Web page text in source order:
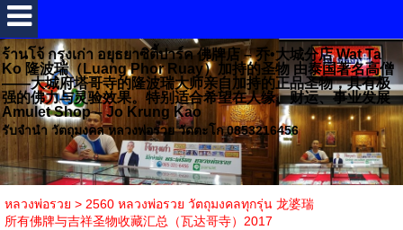
ร้านโจ้ กรุงเก่า อยุธยาซิตี้ปาร์ค 佛牌店 – 乔•大城分店 Wat Ta
Ko 隆波瑞（Luang Phor Ruay）加持的圣物 由泰国著名高僧
——大城府塔哥寺的隆波瑞大师亲自加持的正品圣物，具有极
强的佛力与灵验效果。特别适合希望在人缘、财运、事业发展
Amulet Shop – Jo Krung Kao
รับจำนำ วัตถุมงคล หลวงพ่อรวย วัดตะโก 0853216456
หลวงพ่อรวย > 2560 หลวงพ่อรวย วัตถุมงคลทุกรุ่น 龙婆瑞
所有佛牌与吉祥圣物收藏汇总（瓦达哥寺）2017